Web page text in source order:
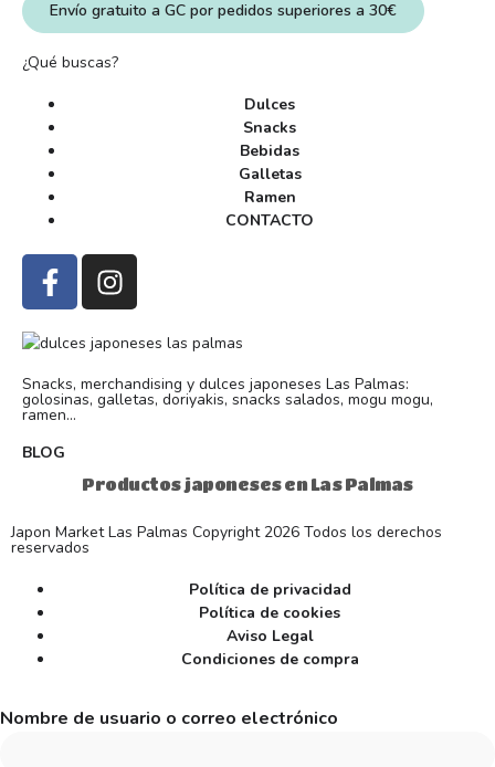
Snacks, merchandising y dulces japoneses Las Palmas:
golosinas, galletas, doriyakis, snacks salados, mogu mogu,
ramen...
BLOG
Productos japoneses en Las Palmas
¿Qué buscas?
Dulces
Snacks
Bebidas
Galletas
Ramen
CONTACTO
Envío gratuito a GC por pedidos superiores a 30€
Japon Market Las Palmas Copyright 2026 Todos los derechos
reservados
Política de privacidad
Política de cookies
Aviso Legal
Condiciones de compra
Nombre de usuario o correo electrónico